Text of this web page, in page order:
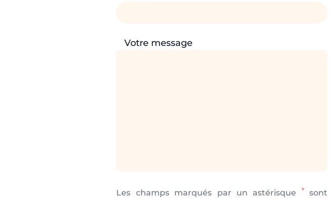
Votre message
Les champs marqués par un astérisque *sont